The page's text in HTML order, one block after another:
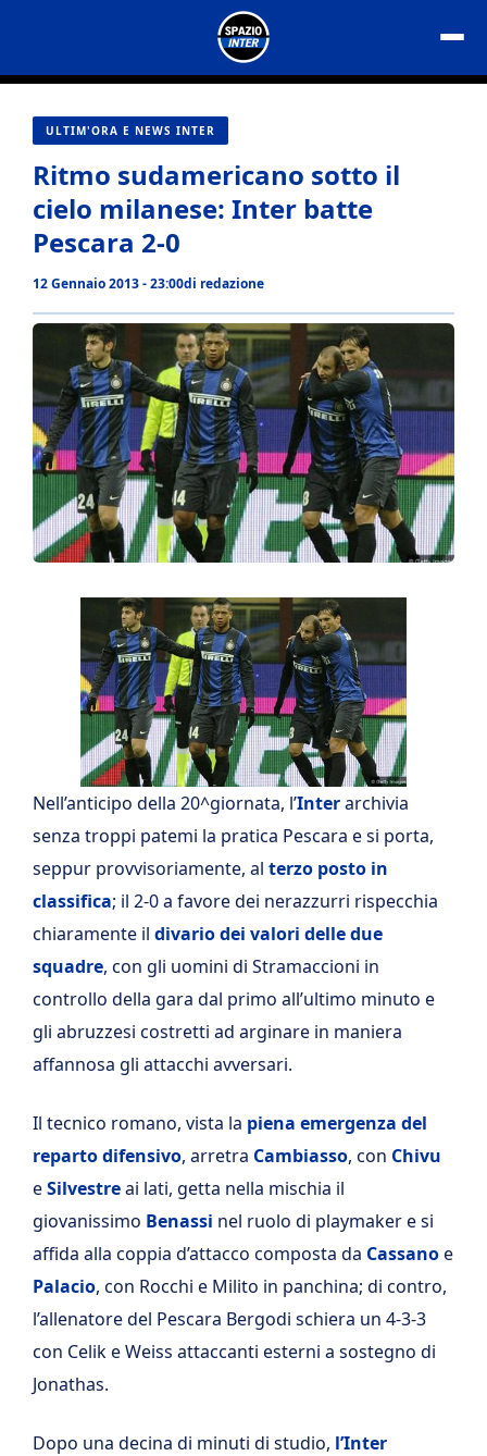
contenuto
ULTIM'ORA E NEWS INTER
Ritmo sudamericano sotto il
cielo milanese: Inter batte
Pescara 2-0
12 Gennaio 2013 - 23:00di redazione
Nell’anticipo della 20^giornata, l’Interarchivia
senza troppi patemi la pratica Pescara e si porta,
seppur provvisoriamente, al terzo posto in
classifica; il 2-0 a favore dei nerazzurri rispecchia
chiaramente il divario dei valori delle due
squadre, con gli uomini di Stramaccioni in
controllo della gara dal primo all’ultimo minuto e
gli abruzzesi costretti ad arginare in maniera
affannosa gli attacchi avversari.
Il tecnico romano, vista la piena emergenza del
reparto difensivo, arretra Cambiasso, con Chivu
eSilvestreai lati, getta nella mischia il
giovanissimo Benassi nel ruolo di playmaker e si
affida alla coppia d’attacco composta da Cassanoe
Palacio, con Rocchi e Milito in panchina; di contro,
l’allenatore del Pescara Bergodi schiera un 4-3-3
con Celik e Weiss attaccanti esterni a sostegno di
Jonathas.
Dopo una decina di minuti di studio, l’Inter